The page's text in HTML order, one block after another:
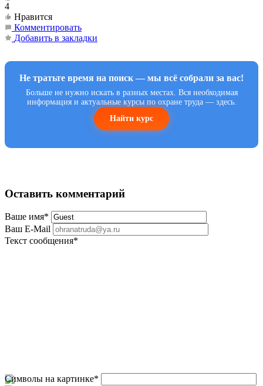
4
Нравится
Комментировать
Добавить в закладки
Не тратьте время на поиск — мы всё собрали за вас!
Больше не нужно искать в разных местах. Вся необходимая
информация и актуальные курсы по охране труда — здесь.
Найти курс
Оставить комментарий
Ваше имя*
Ваш E-Mail
Текст сообщения*
Символы на картинке*